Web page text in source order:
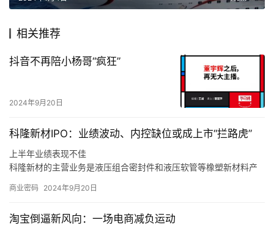
相关推荐
抖音不再陪小杨哥“疯狂”
2024年9月20日
科隆新材IPO：业绩波动、内控缺位或成上市“拦路虎”
上半年业绩表现不佳
科隆新材的主营业务是液压组合密封件和液压软管等橡塑新材料产
产、销售和维修，同时也为风电、军工、高铁等行业客户提供定制
同时，如果未来煤炭主体能源地位被快速替代，下游客户新机装备
商业密码 2024年9月20日
淘宝倒逼新风向：一场电商减负运动